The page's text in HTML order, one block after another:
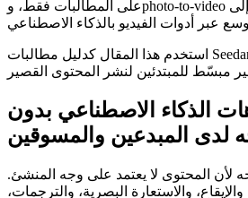
على المطالبات فقط، وphoto-to-video للصور الثابتة، بالإضافة إلى
استخدم هذا المقال كدليل مطالبات Seedance 2.0 لمحتوى بدون
الذكاء الاصطناعي بدون
لدى المبدعين والمسوقين
لأن المحتوى لا يعتمد على وجه المنشئ.
والاستعارة البصرية، والترجمات،